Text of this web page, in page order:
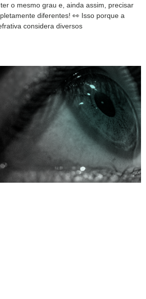
o mesmo grau e, ainda assim, precisar
diferentes! 👀 Isso porque a
considera diversos